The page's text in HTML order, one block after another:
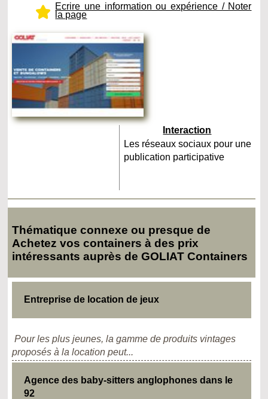
Ecrire une information ou expérience / Noter
la page
Interaction
Les réseaux sociaux pour une
publication participative
Thématique connexe ou presque de
Achetez vos containers à des prix
intéressants auprès de GOLIAT Containers
Entreprise de location de jeux
Pour les plus jeunes, la gamme de produits vintages
proposés à la location peut...
Agence des baby-sitters anglophones dans le
92